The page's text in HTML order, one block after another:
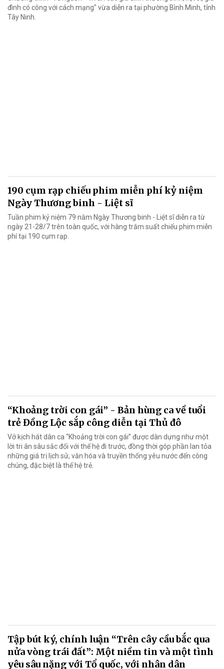
đình có công với cách mạng" vừa diễn ra tại phường Bình Minh, tỉnh
Tây Ninh.
190 cụm rạp chiếu phim miễn phí kỷ niệm
Ngày Thương binh - Liệt sĩ
Tuần phim kỷ niệm 79 năm Ngày Thương binh - Liệt sĩ diễn ra từ
ngày 21-28/7 trên toàn quốc, với hàng trăm suất chiếu phim miễn
phí tại 190 cụm rạp.
“Khoảng trời con gái” - Bản hùng ca về tuổi
trẻ Đồng Lộc sắp công diễn tại Thủ đô
Vở kịch hát dân ca “Khoảng trời con gái” được dàn dựng như một
lời tri ân sâu sắc đối với thế hệ đi trước, đồng thời góp phần lan tỏa
những giá trị lịch sử, văn hóa và truyền thống yêu nước đến công
chúng, đặc biệt là thế hệ trẻ.
Tập bút ký, chính luận “Trên cây cầu bắc qua
nửa vòng trái đất”: Một niềm tin và một tình
yêu sâu nặng với Tổ quốc, với nhân dân